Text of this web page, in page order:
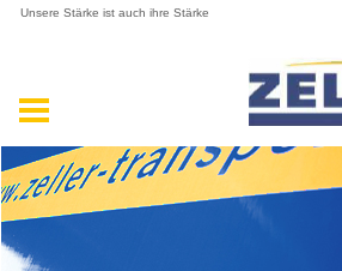
Unsere Stärke ist auch ihre Stärke